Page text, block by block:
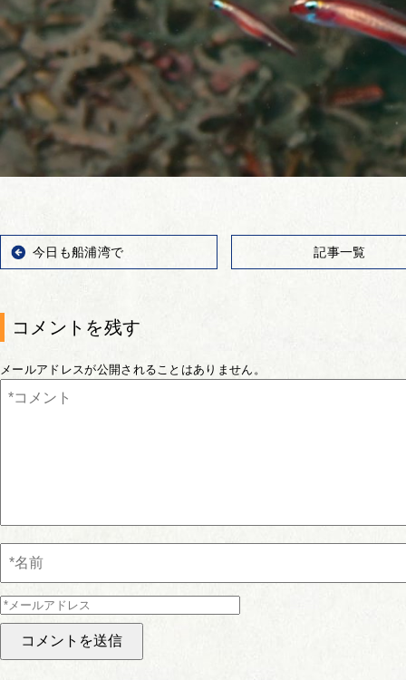
今日も船浦湾で 記事一覧
コメントを残す
メールアドレスが公開されることはありません。